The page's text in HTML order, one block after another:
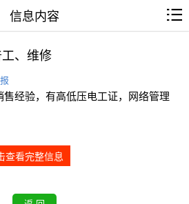
信息内容
、维修
经验，有高低压电工证，网络管理
查看完整信息